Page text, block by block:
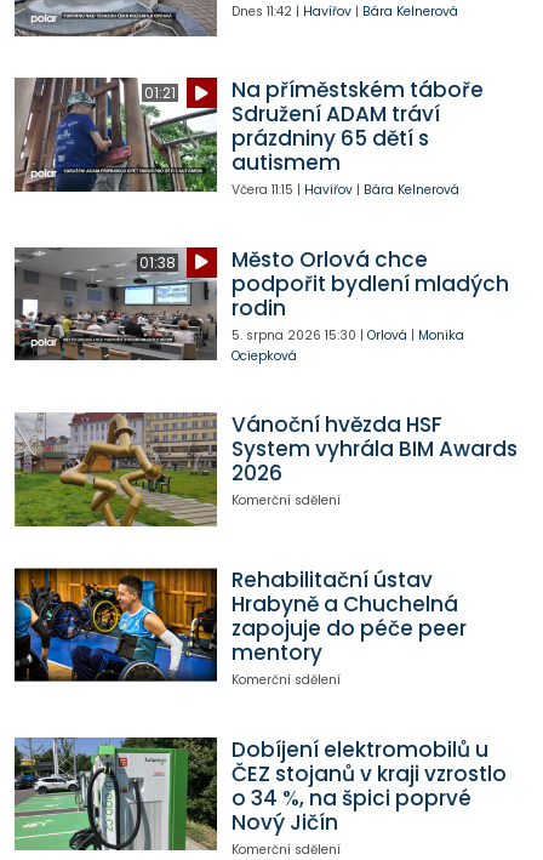
Dnes 11:42| Havířov| Bára Kelnerová
01:21
Na příměstském táboře
Sdružení ADAM tráví
prázdniny 65 dětí s
autismem
Včera 11:15 | Havířov| Bára Kelnerová
01:38
Město Orlová chce
podpořit bydlení mladých
rodin
5. srpna 2026 15:30 | Orlová | Monika
Ociepková
Vánoční hvězda HSF
System vyhrála BIM Awards
2026
Komerční sdělení
Rehabilitační ústav
Hrabyně a Chuchelná
zapojuje do péče peer
mentory
Komerční sdělení
Dobíjení elektromobilů u
ČEZ stojanů v kraji vzrostlo
o 34 %, na špici poprvé
Nový Jičín
Komerční sdělení